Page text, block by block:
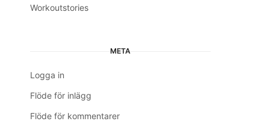
Workoutstories
META
Logga in
Flöde för inlägg
Flöde för kommentarer